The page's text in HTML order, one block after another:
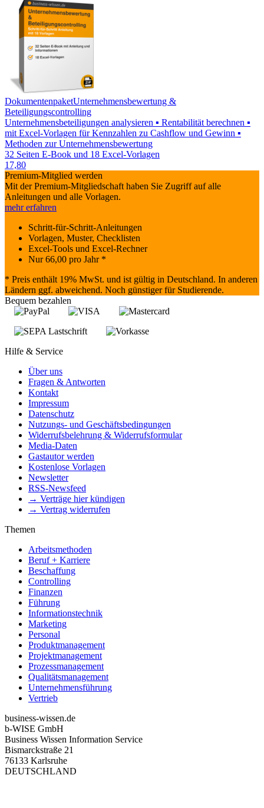
DokumentenpaketUnternehmensbewertung &
Beteiligungscontrolling
Unternehmensbeteiligungen analysieren ▪ Rentabilität berechnen ▪
mit Excel-Vorlagen für Kennzahlen zu Cashflow und Gewinn ▪
Methoden zur Unternehmensbewertung
32 Seiten E-Book und 18 Excel-Vorlagen
17,80
Premium-Mitglied werden
Mit der Premium-Mitgliedschaft haben Sie Zugriff auf alle
Anleitungen und alle Vorlagen.
mehr erfahren
Schritt-für-Schritt-Anleitungen
Vorlagen, Muster, Checklisten
Excel-Tools und Excel-Rechner
Nur66,00 pro Jahr *
* Preis enthält 19% MwSt. und ist gültig in Deutschland. In anderen
Ländern ggf. abweichend. Noch günstiger für Studierende.
Bequem bezahlen
Hilfe & Service
Über uns
Fragen & Antworten
Kontakt
Impressum
Datenschutz
Nutzungs- und Geschäftsbedingungen
Widerrufsbelehrung & Widerrufsformular
Media-Daten
Gastautor werden
Kostenlose Vorlagen
Newsletter
RSS-Newsfeed
→ Verträge hier kündigen
→ Vertrag widerrufen
Themen
Arbeitsmethoden
Beruf + Karriere
Beschaffung
Controlling
Finanzen
Führung
Informationstechnik
Marketing
Personal
Produktmanagement
Projektmanagement
Prozessmanagement
Qualitätsmanagement
Unternehmensführung
Vertrieb
business-wissen.de
b-WISE GmbH
Business Wissen Information Service
Bismarckstraße 21
76133 Karlsruhe
DEUTSCHLAND